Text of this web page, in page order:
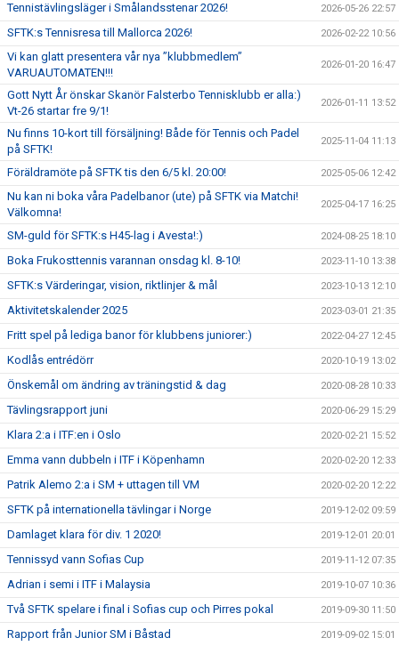
Tennistävlingsläger i Smålandsstenar 2026! 2026-05-26 22:57
SFTK:s Tennisresa till Mallorca 2026! 2026-02-22 10:56
Vi kan glatt presentera vår nya ”klubbmedlem”
VARUAUTOMATEN!!!
2026-01-20 16:47
Gott Nytt År önskar Skanör Falsterbo Tennisklubb er alla:)
Vt-26 startar fre 9/1!
2026-01-11 13:52
Nu finns 10-kort till försäljning! Både för Tennis och Padel
på SFTK!
2025-11-04 11:13
Föräldramöte på SFTK tis den 6/5 kl. 20:00! 2025-05-06 12:42
Nu kan ni boka våra Padelbanor (ute) på SFTK via Matchi!
Välkomna!
2025-04-17 16:25
SM-guld för SFTK:s H45-lag i Avesta!:) 2024-08-25 18:10
Boka Frukosttennis varannan onsdag kl. 8-10! 2023-11-10 13:38
SFTK:s Värderingar, vision, riktlinjer & mål 2023-10-13 12:10
Aktivitetskalender 2025 2023-03-01 21:35
Fritt spel på lediga banor för klubbens juniorer:) 2022-04-27 12:45
Kodlås entrédörr 2020-10-19 13:02
Önskemål om ändring av träningstid & dag 2020-08-28 10:33
Tävlingsrapport juni 2020-06-29 15:29
Klara 2:a i ITF:en i Oslo 2020-02-21 15:52
Emma vann dubbeln i ITF i Köpenhamn 2020-02-20 12:33
Patrik Alemo 2:a i SM + uttagen till VM 2020-02-20 12:22
SFTK på internationella tävlingar i Norge 2019-12-02 09:59
Damlaget klara för div. 1 2020! 2019-12-01 20:01
Tennissyd vann Sofias Cup 2019-11-12 07:35
Adrian i semi i ITF i Malaysia 2019-10-07 10:36
Två SFTK spelare i final i Sofias cup och Pirres pokal 2019-09-30 11:50
Rapport från Junior SM i Båstad 2019-09-02 15:01